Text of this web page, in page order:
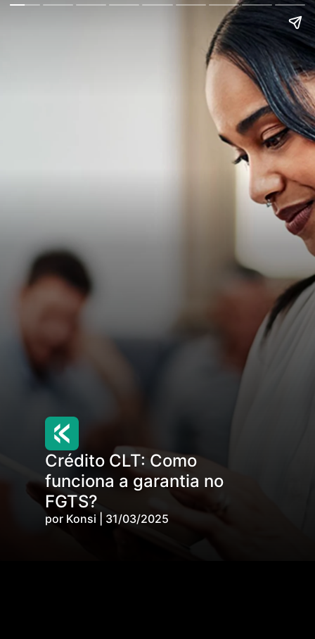
Crédito CLT: Como
funciona a garantia no
FGTS?
por Konsi | 31/03/2025